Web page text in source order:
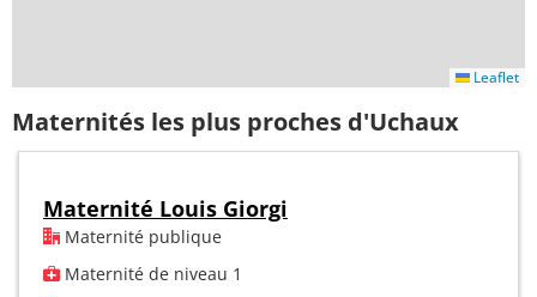
Leaflet
Maternités les plus proches d'Uchaux
Maternité Louis Giorgi
Maternité publique
Maternité de niveau 1